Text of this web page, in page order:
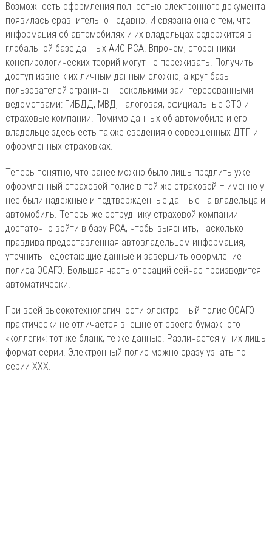
Возможность оформления полностью электронного документа
появилась сравнительно недавно. И связана она с тем, что
информация об автомобилях и их владельцах содержится в
глобальной базе данных АИС РСА. Впрочем, сторонники
конспирологических теорий могут не переживать. Получить
доступ извне к их личным данным сложно, а круг базы
пользователей ограничен несколькими заинтересованными
ведомствами: ГИБДД, МВД, налоговая, официальные СТО и
страховые компании. Помимо данных об автомобиле и его
владельце здесь есть также сведения о совершенных ДТП и
оформленных страховках.
Теперь понятно, что ранее можно было лишь продлить уже
оформленный страховой полис в той же страховой – именно у
нее были надежные и подтвержденные данные на владельца и
автомобиль. Теперь же сотруднику страховой компании
достаточно войти в базу РСА, чтобы выяснить, насколько
правдива предоставленная автовладельцем информация,
уточнить недостающие данные и завершить оформление
полиса ОСАГО. Большая часть операций сейчас производится
автоматически.
При всей высокотехнологичности электронный полис ОСАГО
практически не отличается внешне от своего бумажного
«коллеги»: тот же бланк, те же данные. Различается у них лишь
формат серии. Электронный полис можно сразу узнать по
серии ХХХ.